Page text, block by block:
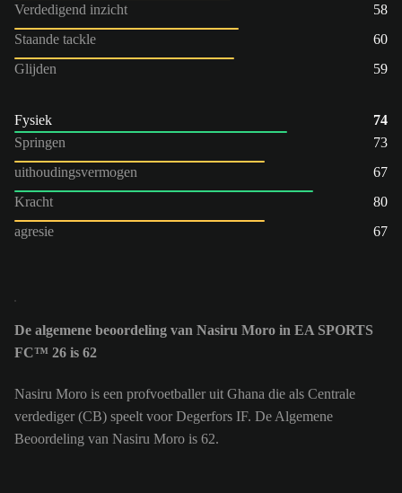
Verdedigend inzicht
58
Staande tackle
60
Glijden
59
Fysiek
74
Springen
73
uithoudingsvermogen
67
Kracht
80
agresie
67
De algemene beoordeling van Nasiru Moro in EA SPORTS
FC™ 26 is 62
Nasiru Moro is een profvoetballer uit Ghana die als Centrale
verdediger (CB) speelt voor Degerfors IF. De Algemene
Beoordeling van Nasiru Moro is 62.